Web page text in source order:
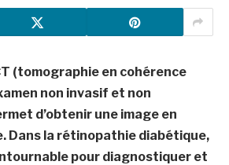
(tomographie en cohérence
non invasif et non
d’obtenir une image en
Dans la rétinopathie diabétique,
pour diagnostiquer et